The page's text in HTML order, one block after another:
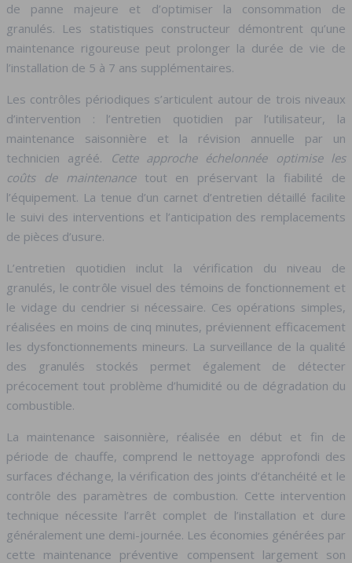
de panne majeure et d’optimiser la consommation de
granulés. Les statistiques constructeur démontrent qu’une
maintenance rigoureuse peut prolonger la durée de vie de
l’installation de 5 à 7 ans supplémentaires.
Les contrôles périodiques s’articulent autour de trois niveaux
d’intervention : l’entretien quotidien par l’utilisateur, la
maintenance saisonnière et la révision annuelle par un
technicien agréé.
Cette approche échelonnée optimise les
coûts de maintenancetout en préservant la fiabilité de
l’équipement. La tenue d’un carnet d’entretien détaillé facilite
le suivi des interventions et l’anticipation des remplacements
de pièces d’usure.
L’entretien quotidien inclut la vérification du niveau de
granulés, le contrôle visuel des témoins de fonctionnement et
le vidage du cendrier si nécessaire. Ces opérations simples,
réalisées en moins de cinq minutes, préviennent efficacement
les dysfonctionnements mineurs. La surveillance de la qualité
des granulés stockés permet également de détecter
précocement tout problème d’humidité ou de dégradation du
combustible.
La maintenance saisonnière, réalisée en début et fin de
période de chauffe, comprend le nettoyage approfondi des
surfaces d’échange, la vérification des joints d’étanchéité et le
contrôle des paramètres de combustion. Cette intervention
technique nécessite l’arrêt complet de l’installation et dure
généralement une demi-journée. Les économies générées par
cette maintenance préventive compensent largement son